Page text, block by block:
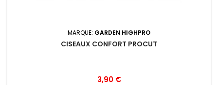
MARQUE: GARDEN HIGHPRO
CISEAUX CONFORT PROCUT
3,90 €